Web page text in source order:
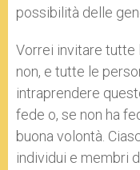
possibilità delle
Vorrei invitare tutte
non, e tutte le
intraprendere
fede o, se non ha
buona volontà.
individui e membri